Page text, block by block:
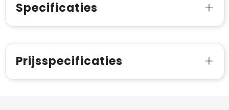
Specificaties
Prijsspecificaties